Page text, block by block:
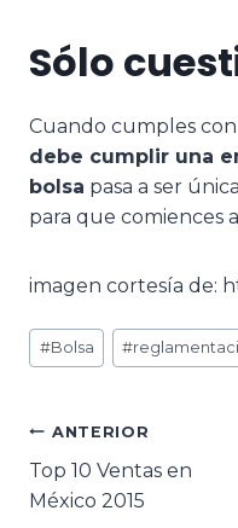
Sólo
Cuando cumples
debe cumplir una
bolsa pasa a ser
para que comiences
imagen cortesía de:
#Bolsa #
ANTERIOR
Top 10 Ventas en
México 2015